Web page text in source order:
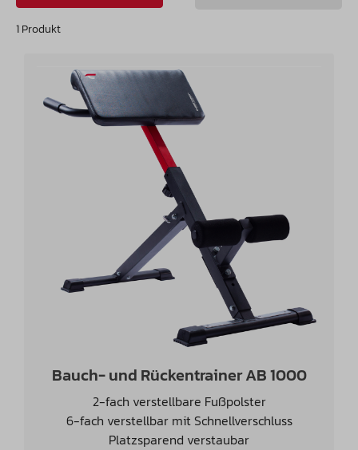
1 Produkt
Bauch- und Rückentrainer AB 1000
2-fach verstellbare Fußpolster
6-fach verstellbar mit Schnellverschluss
Platzsparend verstaubar